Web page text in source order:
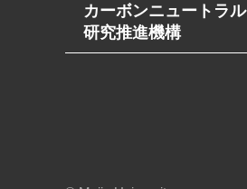
カーボンニュートラル
研究推進機構